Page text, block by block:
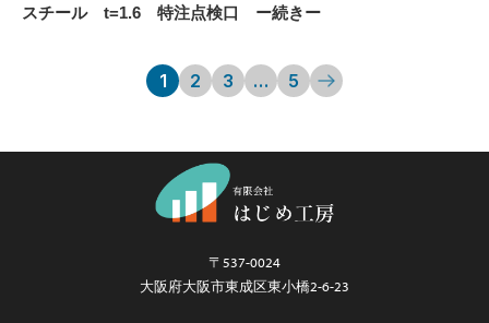
スチール t=1.6 特注点検口 ー続きー
1 2 3 … 5
〒537-0024
大阪府大阪市東成区東小橋2-6-23